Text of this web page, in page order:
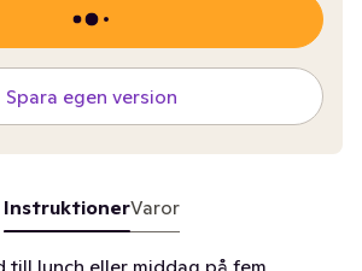
Spara egen version
InstruktionerVaror
till lunch eller middag på fem